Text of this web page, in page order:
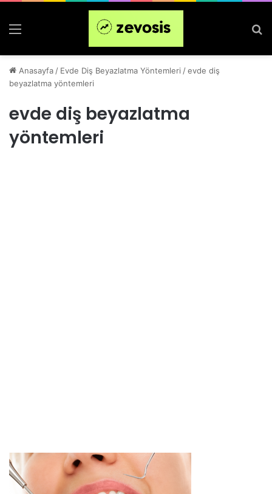
Menü
Anasayfa / Evde Diş Beyazlatma Yöntemleri /evde diş
beyazlatma yöntemleri
evde diş beyazlatma
yöntemleri